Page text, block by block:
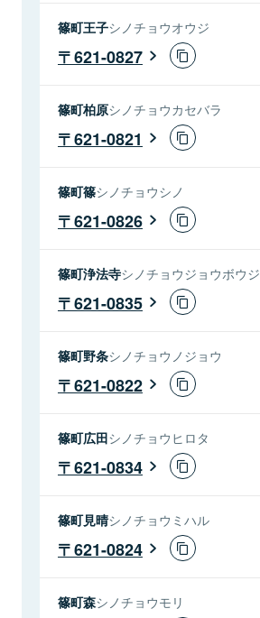
篠町王子シノチョウオウジ
621-0827
篠町柏原シノチョウカセバラ
621-0821
篠町篠シノチョウシノ
621-0826
篠町浄法寺シノチョウジョウボウジ
621-0835
篠町野条シノチョウノジョウ
621-0822
篠町広田シノチョウヒロタ
621-0834
篠町見晴シノチョウミハル
621-0824
篠町森シノチョウモリ